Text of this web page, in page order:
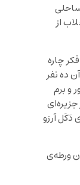
ساحلی
از
چاره
ده نفر
و برم
دَکَل آرزو
ورطه‌ی